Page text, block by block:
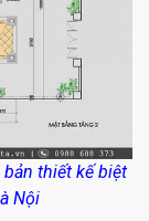
thiết kế biệt
Nội